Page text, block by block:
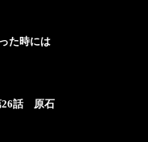
た時には
26話 原石